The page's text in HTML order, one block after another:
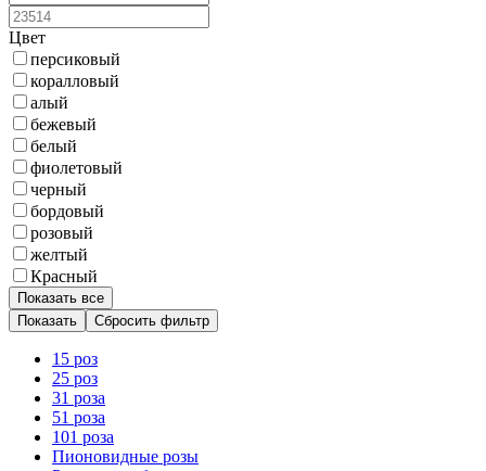
Цвет
персиковый
коралловый
алый
бежевый
белый
фиолетовый
черный
бордовый
розовый
желтый
Красный
Показать все
Сбросить фильтр
15 роз
25 роз
31 роза
51 роза
101 роза
Пионовидные розы